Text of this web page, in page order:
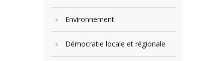
Environnement
Démocratie locale et régionale